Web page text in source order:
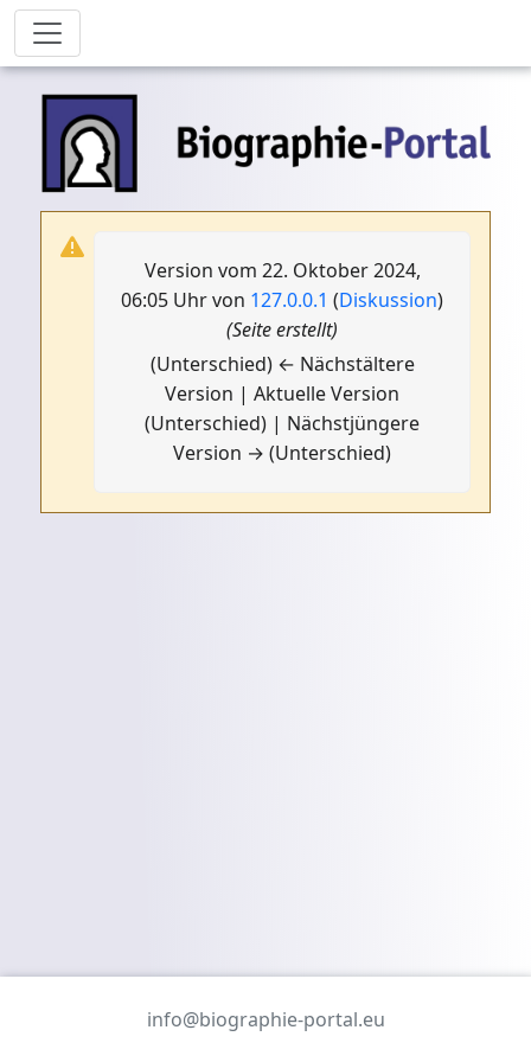
Version vom 22. Oktober 2024,
06:05 Uhr von 127.0.0.1 (Diskussion)
(Seite erstellt)
(Unterschied) ← Nächstältere
Version | Aktuelle Version
(Unterschied) | Nächstjüngere
Version → (Unterschied)
info@biographie-portal.eu